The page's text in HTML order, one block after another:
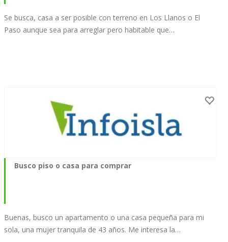
Se busca, casa a ser posible con terreno en Los Llanos o El
Paso aunque sea para arreglar pero habitable que…
Busco piso o casa para comprar
Buenas, busco un apartamento o una casa pequeña para mi
sola, una mujer tranquila de 43 años. Me interesa la…